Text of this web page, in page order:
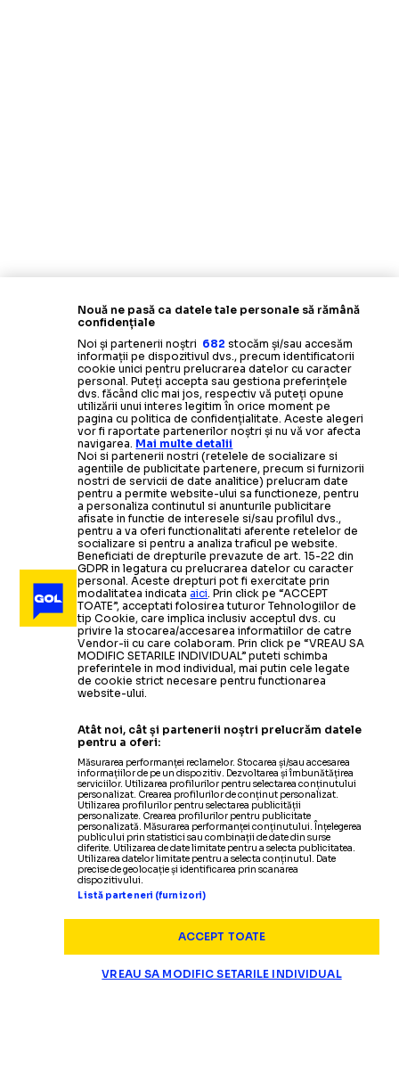
Nouă ne pasă ca datele tale personale să rămână
confidențiale
Noi și partenerii noștri 682 stocăm și/sau accesăm
informații pe dispozitivul dvs., precum identificatorii
cookie unici pentru prelucrarea datelor cu caracter
personal. Puteți accepta sau gestiona preferințele
dvs. făcând clic mai jos, respectiv vă puteți opune
utilizării unui interes legitim în orice moment pe
pagina cu politica de confidențialitate. Aceste alegeri
vor fi raportate partenerilor noștri și nu vă vor afecta
navigarea. Mai multe detalii
Noi si partenerii nostri (retelele de socializare si
agentiile de publicitate partenere, precum si furnizorii
nostri de servicii de date analitice) prelucram date
pentru a permite website-ului sa functioneze, pentru
a personaliza continutul si anunturile publicitare
afisate in functie de interesele si/sau profilul dvs.,
pentru a va oferi functionalitati aferente retelelor de
socializare si pentru a analiza traficul pe website.
Beneficiati de drepturile prevazute de art. 15-22 din
GDPR in legatura cu prelucrarea datelor cu caracter
personal. Aceste drepturi pot fi exercitate prin
modalitatea indicataaici. Prin click pe “ACCEPT
TOATE”, acceptati folosirea tuturor Tehnologiilor de
tip Cookie, care implica inclusiv acceptul dvs. cu
privire la stocarea/accesarea informatiilor de catre
Vendor-ii cu care colaboram. Prin click pe “VREAU SA
MODIFIC SETARILE INDIVIDUAL” puteti schimba
preferintele in mod individual, mai putin cele legate
de cookie strict necesare pentru functionarea
website-ului.
Atât noi, cât și partenerii noștri prelucrăm datele
pentru a oferi:
Măsurarea performanței reclamelor. Stocarea și/sau accesarea
informațiilor de pe un dispozitiv. Dezvoltarea și îmbunătățirea
serviciilor. Utilizarea profilurilor pentru selectarea conținutului
personalizat. Crearea profilurilor de conținut personalizat.
Utilizarea profilurilor pentru selectarea publicității
personalizate. Crearea profilurilor pentru publicitate
personalizată. Măsurarea performanței conținutului. Înțelegerea
publicului prin statistici sau combinații de date din surse
diferite. Utilizarea de date limitate pentru a selecta publicitatea.
Utilizarea datelor limitate pentru a selecta conținutul. Date
precise de geolocație și identificarea prin scanarea
dispozitivului.
Listă parteneri (furnizori)
ACCEPT TOATE
VREAU SA MODIFIC SETARILE INDIVIDUAL